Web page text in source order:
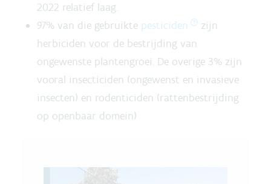
2022 relatief laag.
97% van die gebruikte pesticiden
zijn
herbiciden voor de bestrijding van
ongewenste plantengroei. De overige 3% zijn
vooral insecticiden (ongewenst en invasieve
insecten) en rodenticiden (rattenbestrijding
op openbaar domein)